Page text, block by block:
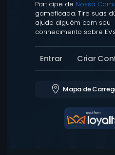
Participe de Nossa
gameficada. Tire suas
ajude alguém com seu
conhecimento sobre
Entrar Criar
Mapa de